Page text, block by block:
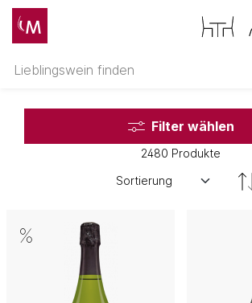
Filter wählen
2480 Produkte